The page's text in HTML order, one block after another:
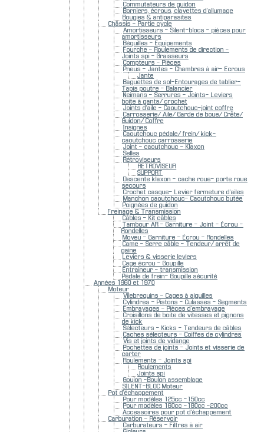
Commutateurs de guidon
Borniers, écrous, clavettes d'allumage
Bougies & antiparasites
Châssis - Partie cycle
Amortisseurs - Silent-blocs - pièces pour
amortisseurs
Béquilles - Equipements
Fourche - Roulements de direction -
Joints spi - Graisseurs
Compteurs - Pièces
Pneus - Jantes - Chambres à air- Ecrous
Jante
Baguettes de sol-Entourages de tablier-
Tapis poutre - Balancier
Neimans - Serrures - Joints- Leviers
boite à gants/ crochet
Joints d'aile - Caoutchouc-joint coffre
Carrosserie/ Aile/ Garde de boue/ Crête/
Guidon/ Coffre
Insignes
Caoutchouc pédale/ frein/ kick-
caoutchouc carrosserie
Joint - caoutchouc - Klaxon
Selles
Rétroviseurs
RETROVISEUR
SUPPORT
Descente klaxon - cache roue- porte roue
secours
Crochet casque- Levier fermeture d'ailes
Manchon caoutchouc- Caoutchouc butée
Poignées de guidon
Freinage & Transmission
Câbles - Kit câbles
Tambour AR - Garniture - Joint - Écrou -
Rondelles
Moyeu - Garniture - Écrou - Rondelles
Came - Serre câble - Tendeur/ arrêt de
gaine
Leviers & visserie leviers
Cage écrou - Goupille
Entraineur - transmission
Pédale de frein- Goupille sécurité
Années 1960 et 1970
Moteur
Vilebrequins - Cages à aiguilles
Cylindres - Pistons - Culasses - Segments
Embrayages - Pièces d'embrayage
Croisillons de boite de vitesses et pignons
de kick
Sélecteurs - Kicks - Tendeurs de câbles
Caches sélecteurs - Coiffes de cylindres
Vis et joints de vidange
Pochettes de joints - Joints et visserie de
carter
Roulements - Joints spi
Roulements
Joints spi
Goujon -Boulon assemblage
SILENT-BLOC Moteur
Pot d'échappement
Pour modèles 125cc -150cc
Pour modèles 160cc -180cc -200cc
Accessoires pour pot d'échappement
Carburation - Réservoir
Carburateurs - Filtres à air